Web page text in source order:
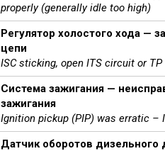
properly (generally idle too high)
Регулятор холостого хода —
цепи
ISC sticking, open ITS circuit or
Система зажигания —
зажигания
Ignition pickup (PIP) was erratic –
Датчик оборотов дизельного